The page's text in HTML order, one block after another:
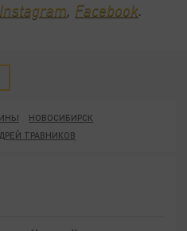
Instagram, Facebook.
НОВОСИБИРСК
ТРАВНИКОВ